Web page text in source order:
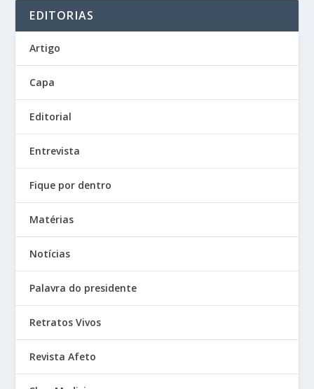
EDITORIAS
Artigo
Capa
Editorial
Entrevista
Fique por dentro
Matérias
Notícias
Palavra do presidente
Retratos Vivos
Revista Afeto